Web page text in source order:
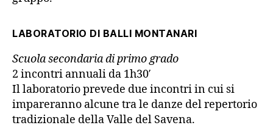
LABORATORIO DI BALLI MONTANARI
Scuola secondaria di primo grado
2 incontri annuali da 1h30′
Il laboratorio prevede due incontri in cui si
impareranno alcune tra le danze del repertorio
tradizionale della Valle del Savena.